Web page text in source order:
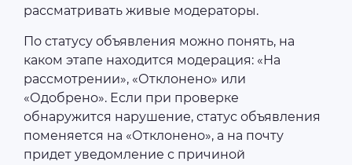
рассматривать живые модераторы.
По статусу объявления можно понять, на
каком этапе находится модерация: «На
рассмотрении», «Отклонено» или
«Одобрено». Если при проверке
обнаружится нарушение, статус объявления
поменяется на «Отклонено», а на почту
придет уведомление с причиной